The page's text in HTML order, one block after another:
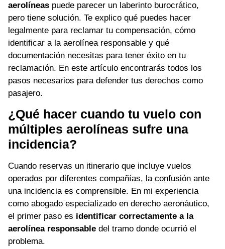
aerolíneas puede parecer un laberinto burocrático,
pero tiene solución. Te explico qué puedes hacer
legalmente para reclamar tu compensación, cómo
identificar a la aerolínea responsable y qué
documentación necesitas para tener éxito en tu
reclamación. En este artículo encontrarás todos los
pasos necesarios para defender tus derechos como
pasajero.
¿Qué hacer cuando tu vuelo con
múltiples aerolíneas sufre una
incidencia?
Cuando reservas un itinerario que incluye vuelos
operados por diferentes compañías, la confusión ante
una incidencia es comprensible. En mi experiencia
como abogado especializado en derecho aeronáutico,
el primer paso es identificar correctamente a la
aerolínea responsable del tramo donde ocurrió el
problema.